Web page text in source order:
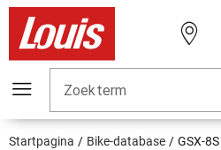
Zoekterm
Startpagina Bike-database GSX-8S